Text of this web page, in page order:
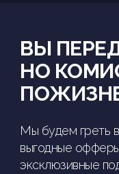
ВЫ
НО
Мы будем греть
выгодные
эксклюзивные